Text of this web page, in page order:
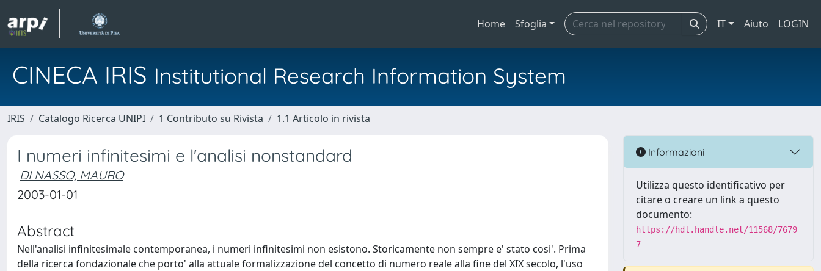
Home Sfoglia IT Aiuto LOGIN
CINECA IRIS Institutional Research Information System
IRIS Catalogo Ricerca UNIPI 1 Contributo su Rivista 1.1 Articolo in rivista
I numeri infinitesimi e l'analisi nonstandard
DI NASSO, MAURO
2003-01-01
Abstract
Nell'analisi infinitesimale contemporanea, i numeri infinitesimi non esistono. Storicamente non sempre e' stato cosi'. Prima
della ricerca fondazionale che porto' alla attuale formalizzazione del concetto di numero reale alla fine del XIX secolo, l'uso
Informazioni
Utilizza questo identificativo per
citare o creare un link a questo
documento:
https://hdl.handle.net/11568/7679
7